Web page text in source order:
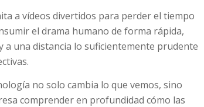
a vídeos divertidos para perder el tiempo
el drama humano de forma rápida,
una distancia lo suficientemente prudente
no solo cambia lo que vemos, sino
comprender en profundidad cómo las